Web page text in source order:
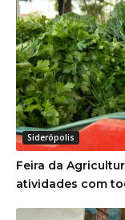
Siderópolis
Feira da
atividades com